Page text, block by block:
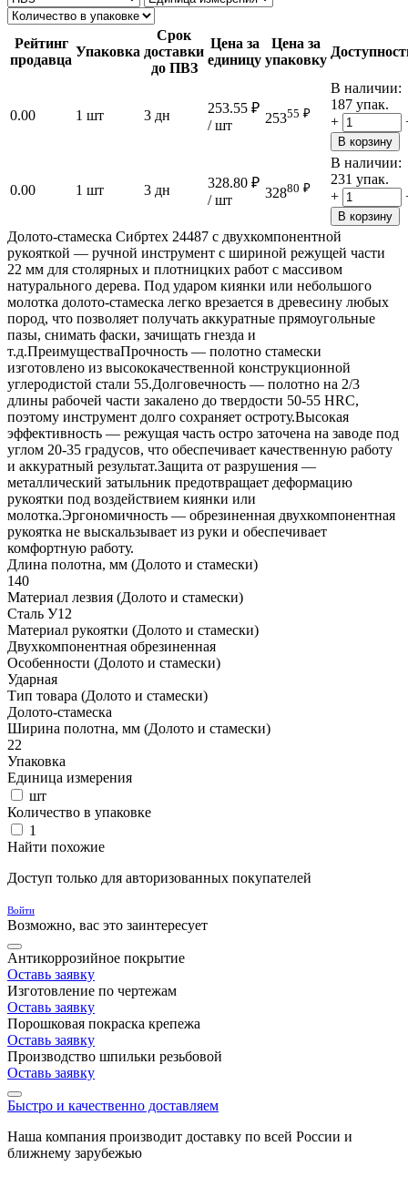
Рейтинг
продавца
Упаковка
Срок
доставки
до ПВЗ
Цена за
единицу
Цена за
упаковку
0.00 1 шт 3 дн 253.55 ₽
/ шт
25355 ₽
В наличии:
187 упак.
+
В корзину
0.00 1 шт 3 дн 328.80 ₽
/ шт
32880 ₽
В наличии:
231 упак.
+
В корзину
Долото-стамеска Сибртех 24487 с двухкомпонентной
рукояткой — ручной инструмент с шириной режущей части
22 мм для столярных и плотницких работ с массивом
натурального дерева. Под ударом киянки или небольшого
молотка долото-стамеска легко врезается в древесину любых
пород, что позволяет получать аккуратные прямоугольные
пазы, снимать фаски, зачищать гнезда и
т.д.ПреимуществаПрочность — полотно стамески
изготовлено из высококачественной конструкционной
углеродистой стали 55.Долговечность — полотно на 2/3
длины рабочей части закалено до твердости 50-55 HRC,
поэтому инструмент долго сохраняет остроту.Высокая
эффективность — режущая часть остро заточена на заводе под
углом 20-35 градусов, что обеспечивает качественную работу
и аккуратный результат.Защита от разрушения —
металлический затыльник предотвращает деформацию
рукоятки под воздействием киянки или
молотка.Эргономичность — обрезиненная двухкомпонентная
рукоятка не выскальзывает из руки и обеспечивает
комфортную работу.
Длина полотна, мм (Долото и стамески)
140
Материал лезвия (Долото и стамески)
Сталь У12
Материал рукоятки (Долото и стамески)
Двухкомпонентная обрезиненная
Особенности (Долото и стамески)
Ударная
Тип товара (Долото и стамески)
Долото-стамеска
Ширина полотна, мм (Долото и стамески)
22
Упаковка
Единица измерения
шт
Количество в упаковке
1
Найти похожие
Доступ только для авторизованных покупателей
Войти
Возможно, вас это заинтересует
Антикоррозийное покрытие
Оставь заявку
Изготовление по чертежам
Оставь заявку
Порошковая покраска крепежа
Оставь заявку
Производство шпильки резьбовой
Оставь заявку
Быстро и качественно доставляем
Наша компания производит доставку по всей России и
ближнему зарубежью